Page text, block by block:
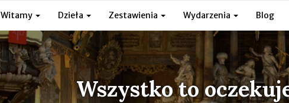
Witamy Dzieła Zestawienia Wydarzenia Blog
Wszystko to